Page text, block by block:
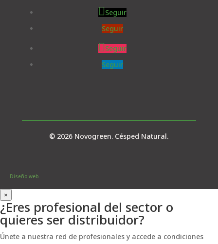
Seguir
Seguir
Seguir
Seguir
© 2026 Novogreen. Césped Natural.
Diseño web
×
¿Eres profesional del sector o
quieres ser distribuidor?
Únete a nuestra red de profesionales y accede a condiciones